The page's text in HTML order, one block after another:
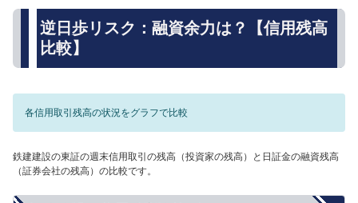
逆日歩リスク：融資余力は？【信用残高
比較】
各信用取引残高の状況をグラフで比較
鉄建建設の東証の週末信用取引の残高（投資家の残高）と日証金の融資残高
（証券会社の残高）の比較です。